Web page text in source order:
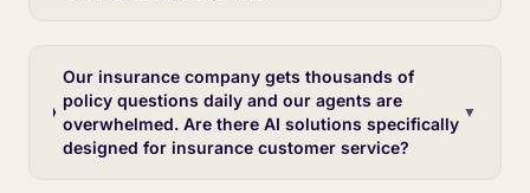
Our insurance company gets thousands of
policy questions daily and our agents are
overwhelmed. Are there AI solutions specifically
designed for insurance customer service?
▼